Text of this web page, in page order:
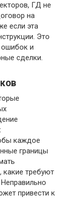
ГД не
на
если эта
Это
ошибок и
сделки.
каждое
границы
какие требуют
привести к